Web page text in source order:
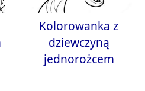
Kolorowanka z
dziewczyną
jednorożcem